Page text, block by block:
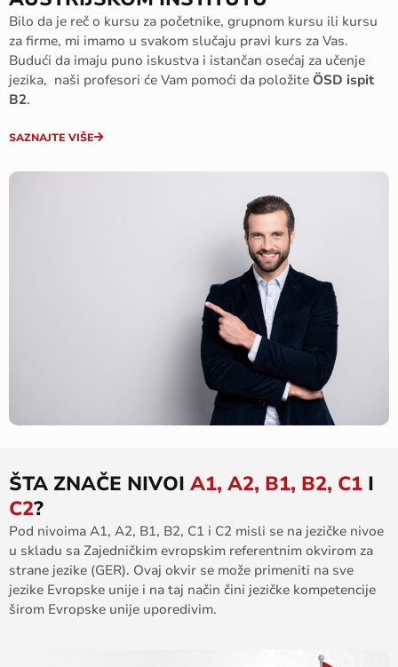
Bilo da je reč o kursu za početnike, grupnom kursu ili kursu
za firme, mi imamo u svakom slučaju pravi kurs za Vas.
Budući da imaju puno iskustva i istančan osećaj za učenje
jezika, naši profesori će Vam pomoći da položite ÖSD ispit
B2.
SAZNAJTE VIŠE
ŠTA ZNAČE NIVOI A1, A2, B1, B2, C1 I
C2?
Pod nivoima A1, A2, B1, B2, C1 i C2 misli se na jezičke nivoe
u skladu sa Zajedničkim evropskim referentnim okvirom za
strane jezike (GER). Ovaj okvir se može primeniti na sve
jezike Evropske unije i na taj način čini jezičke kompetencije
širom Evropske unije uporedivim.